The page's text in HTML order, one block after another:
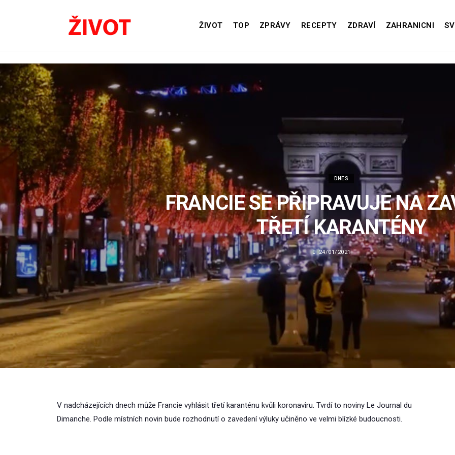
ŽIVOT TOP ZPRÁVY RECEPTY ZDRAVÍ ZAHRANICNI
DNES
FRANCIE SE PŘIPRAVUJE NA
TŘETÍ KARANTÉNY
24/01/2021
V nadcházejících dnech může Francie vyhlásit třetí karanténu kvůli koronaviru. Tvrdí to noviny Le Journal du
Dimanche. Podle místních novin bude rozhodnutí o zavedení výluky učiněno ve velmi blízké budoucnosti.